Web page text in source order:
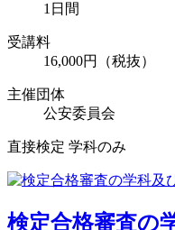
1日間
受講料
16,000円（税抜）
主催団体
公安委員会
直接検定 学科のみ
検定合格審査の